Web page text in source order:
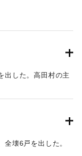
出した。高田村の主
町歩は3〜4寸
たごぼうはほとんど
刊3面】
壊6戸を出した。